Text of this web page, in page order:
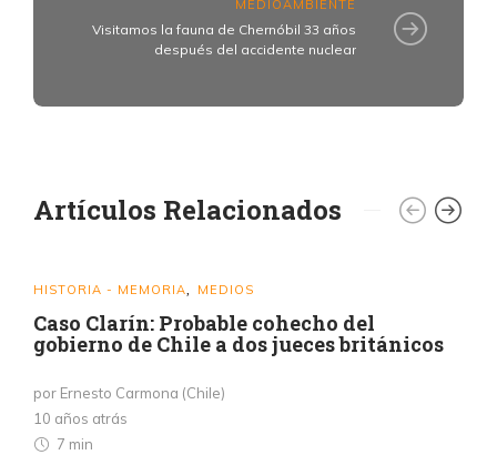
MEDIOAMBIENTE
Visitamos la fauna de Chernóbil 33 años
después del accidente nuclear
Artículos Relacionados
HISTORIA - MEMORIA MEDIOS
Caso Clarín: Probable cohecho del
gobierno de Chile a dos jueces británicos
por Ernesto Carmona (Chile)
10 años atrás
7 min